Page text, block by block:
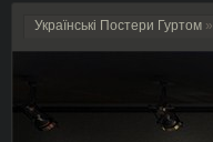
Українські Постери Гуртом »